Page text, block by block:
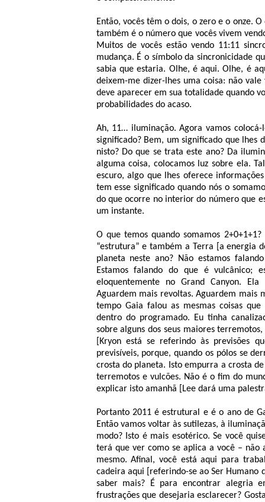
Então, vocês têm o dois, o zero e o onze.
também é o número que vocês vivem
Muitos de vocês estão vendo 11:11
mudança. É o símbolo da sincronicidade
sabia que estaria. Olhe, é aqui. Olhe, é
deixem-me dizer-lhes uma coisa: não
deve aparecer em sua totalidade quando
probabilidades do acaso.
Ah, 11… iluminação. Agora vamos
significado? Bem, um significado que lhes
nisto? Do que se trata este ano? Da
alguma coisa, colocamos luz sobre ela.
escuro, algo que lhes oferece
tem esse significado quando nós o
do que ocorre no interior do número que
um instante.
O que temos quando somamos
“estrutura” e também a Terra [a energia
planeta neste ano? Não estamos
Estamos falando do que é vulcânico;
eloquentemente no Grand Canyon.
Aguardem mais revoltas. Aguardem mais
tempo Gaia falou as mesmas coisas
dentro do programado. Eu tinha
sobre alguns dos seus maiores
[Kryon está se referindo às previsões
previsíveis, porque, quando os pólos se
crosta do planeta. Isto empurra a crosta
terremotos e vulcões. Não é o fim do
explicar isto amanhã [Lee dará uma
Portanto 2011 é estrutural e é o ano de
Então vamos voltar às sutilezas, à
modo? Isto é mais esotérico. Se você
terá que ver como se aplica a você –
mesmo. Afinal, você está aqui para
cadeira aqui [referindo-se ao Ser Humano
saber mais? É para encontrar alegria
frustrações que desejaria esclarecer?